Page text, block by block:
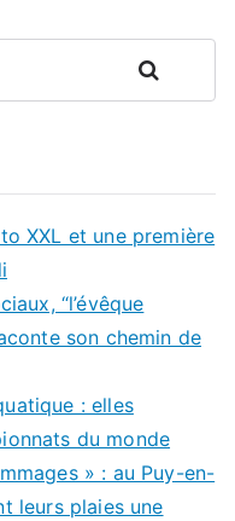
Rechercher
XXL et une première
“l’évêque
son chemin de
: elles
du monde
» : au Puy-en-
leurs plaies une